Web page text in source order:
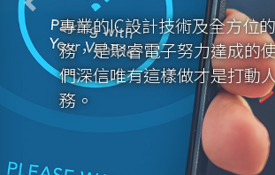
專業的IC設計技術及全方位
務，是聚睿電子努力達成的
們深信唯有這樣做才是打動
務。
Previous